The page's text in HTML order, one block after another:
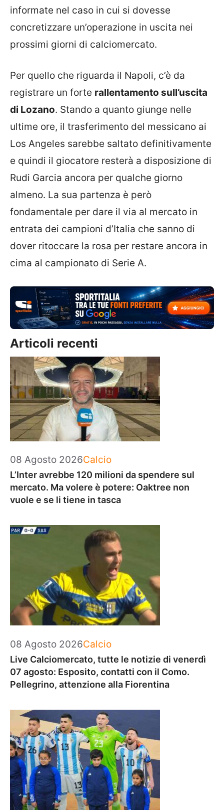
informate nel caso in cui si dovesse
concretizzare un’operazione in uscita nei
prossimi giorni di calciomercato.
Per quello che riguarda il Napoli, c’è da
registrare un forte rallentamento sull’uscita
di Lozano. Stando a quanto giunge nelle
ultime ore, il trasferimento del messicano ai
Los Angeles sarebbe saltato definitivamente
e quindi il giocatore resterà a disposizione di
Rudi Garcia ancora per qualche giorno
almeno. La sua partenza è però
fondamentale per dare il via al mercato in
entrata dei campioni d’Italia che sanno di
dover ritoccare la rosa per restare ancora in
cima al campionato di Serie A.
Articoli recenti
08 Agosto 2026Categorie
Calcio
L’Inter avrebbe 120 milioni da spendere sul
mercato. Ma volere è potere: Oaktree non
vuole e se li tiene in tasca
08 Agosto 2026Categorie
Calcio
Live Calciomercato, tutte le notizie di venerdì
07 agosto: Esposito, contatti con il Como.
Pellegrino, attenzione alla Fiorentina